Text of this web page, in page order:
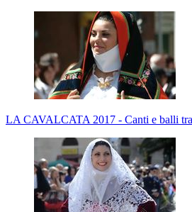
LA CAVALCATA 2017 - Canti e balli